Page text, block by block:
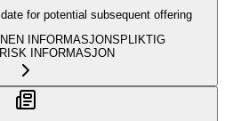
for potential subsequent offering
INFORMASJONSPLIKTIG
INFORMASJON